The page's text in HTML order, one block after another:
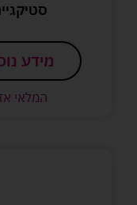
מידע
המלאי